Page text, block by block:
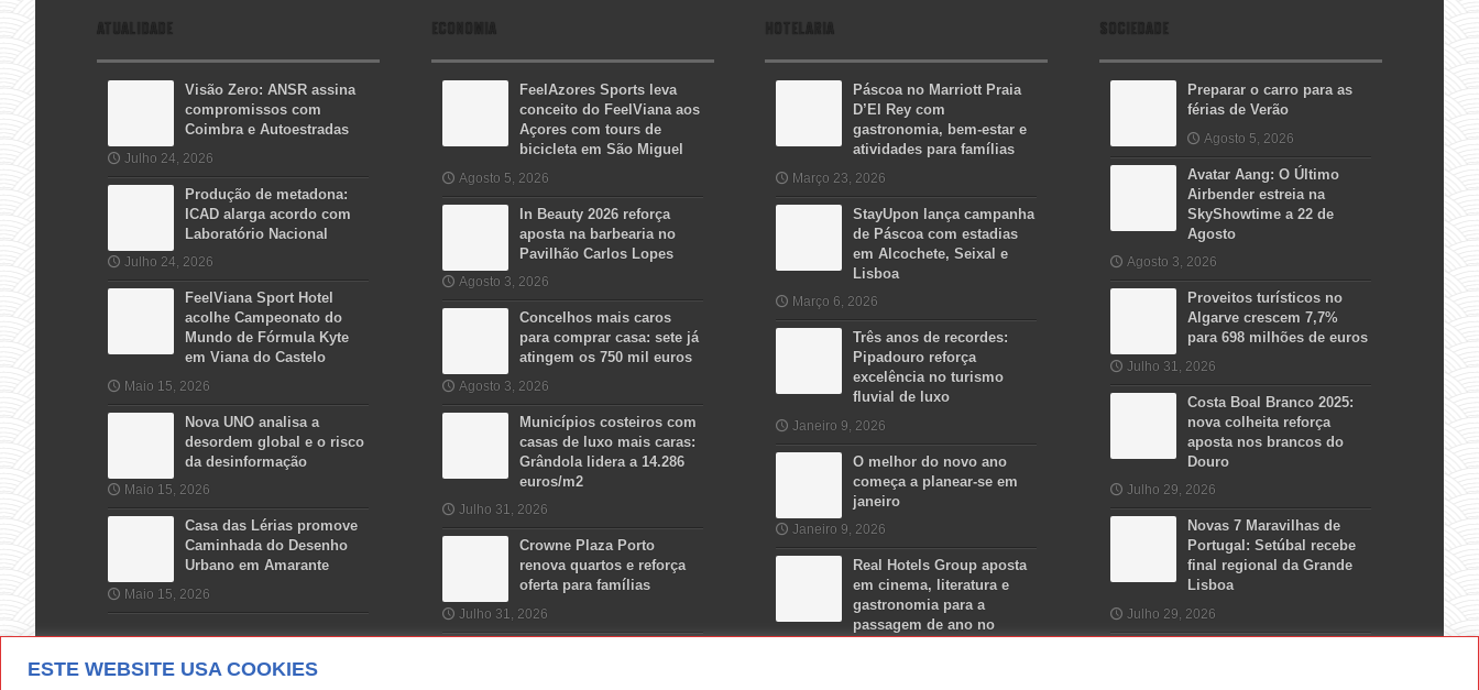
ESTE WEBSITE USA COOKIES
ATUALIDADE
Visão Zero: ANSR assina
compromissos com
Coimbra e Autoestradas
Julho 24, 2026
Produção de metadona:
ICAD alarga acordo com
Laboratório Nacional
Julho 24, 2026
FeelViana Sport Hotel
acolhe Campeonato do
Mundo de Fórmula Kyte
em Viana do Castelo
Maio 15, 2026
Nova UNO analisa a
desordem global e o risco
da desinformação
Maio 15, 2026
Casa das Lérias promove
Caminhada do Desenho
Urbano em Amarante
Maio 15, 2026
ECONOMIA
FeelAzores Sports leva
conceito do FeelViana aos
Açores com tours de
bicicleta em São Miguel
Agosto 5, 2026
In Beauty 2026 reforça
aposta na barbearia no
Pavilhão Carlos Lopes
Agosto 3, 2026
Concelhos mais caros
para comprar casa: sete já
atingem os 750 mil euros
Agosto 3, 2026
Municípios costeiros com
casas de luxo mais caras:
Grândola lidera a 14.286
euros/m2
Julho 31, 2026
Crowne Plaza Porto
renova quartos e reforça
oferta para famílias
Julho 31, 2026
HOTELARIA
Páscoa no Marriott Praia
D’El Rey com
gastronomia, bem-estar e
atividades para famílias
Março 23, 2026
StayUpon lança campanha
de Páscoa com estadias
em Alcochete, Seixal e
Lisboa
Março 6, 2026
Três anos de recordes:
Pipadouro reforça
excelência no turismo
fluvial de luxo
Janeiro 9, 2026
O melhor do novo ano
começa a planear-se em
janeiro
Janeiro 9, 2026
Real Hotels Group aposta
em cinema, literatura e
gastronomia para a
passagem de ano no
SOCIEDADE
Preparar o carro para as
férias de Verão
Agosto 5, 2026
Avatar Aang: O Último
Airbender estreia na
SkyShowtime a 22 de
Agosto
Agosto 3, 2026
Proveitos turísticos no
Algarve crescem 7,7%
para 698 milhões de euros
Julho 31, 2026
Costa Boal Branco 2025:
nova colheita reforça
aposta nos brancos do
Douro
Julho 29, 2026
Novas 7 Maravilhas de
Portugal: Setúbal recebe
final regional da Grande
Lisboa
Julho 29, 2026